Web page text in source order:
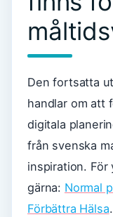
Den fortsatta
handlar om att
digitala
från svenska
inspiration. För
gärna: Normal
Förbättra Hälsa.